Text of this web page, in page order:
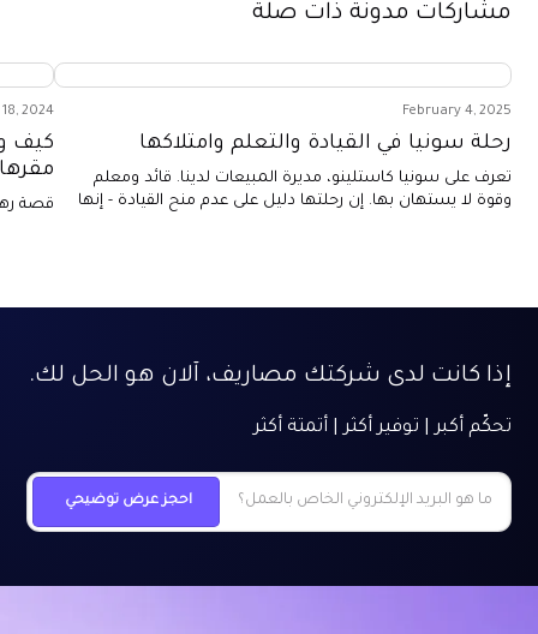
مشاركات مدونة ذات صلة
February 4, 2025
رحلة سونيا في القيادة والتعلم وامتلاكها
تعرف على سونيا كاستلينو، مديرة المبيعات لدينا. قائد ومعلم
وقوة لا يستهان بها. إن رحلتها دليل على عدم منح القيادة - إنها
2024
كيف
قصة
إذا كانت لدى شركتك مصاريف، آلان هو الحل لك.
تحكّم أكبر | توفير أكثر | أتمتة أكثر